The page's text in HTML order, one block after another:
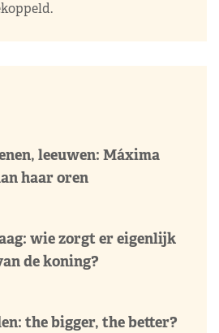
leeuwen: Máxima
haar oren
wie zorgt er eigenlijk
de koning?
the bigger, the better?